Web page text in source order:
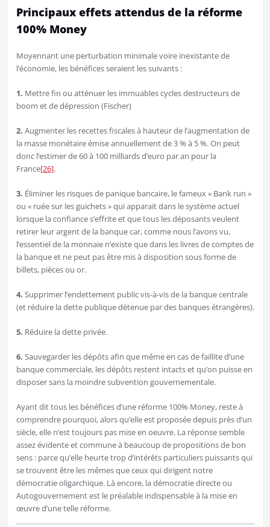
Principaux effets attendus de la réforme
100% Money
Moyennant une perturbation minimale voire inexistante de
l’économie, les bénéfices seraient les suivants :
1. Mettre fin ou atténuer les immuables cycles destructeurs de
boom et de dépression (Fischer)
2. Augmenter les recettes fiscales à hauteur de l’augmentation de
la masse monétaire émise annuellement de 3 % à 5 %. On peut
donc l’estimer de 60 à 100 milliards d’euro par an pour la
France[26].
3. Éliminer les risques de panique bancaire, le fameux « Bank run »
ou « ruée sur les guichets » qui apparait dans le système actuel
lorsque la confiance s’effrite et que tous les déposants veulent
retirer leur argent de la banque car, comme nous l’avons vu,
l’essentiel de la monnaie n’existe que dans les livres de comptes de
la banque et ne peut pas être mis à disposition sous forme de
billets, pièces ou or.
4. Supprimer l’endettement public vis-à-vis de la banque centrale
(et réduire la dette publique détenue par des banques étrangères).
5. Réduire la dette privée.
6. Sauvegarder les dépôts afin que même en cas de faillite d’une
banque commerciale, les dépôts restent intacts et qu’on puisse en
disposer sans la moindre subvention gouvernementale.
Ayant dit tous les bénéfices d’une réforme 100% Money, reste à
comprendre pourquoi, alors qu’elle est proposée depuis près d’un
siècle, elle n’est toujours pas mise en oeuvre. La réponse semble
assez évidente et commune à beaucoup de propositions de bon
sens : parce qu’elle heurte trop d’intérêts particuliers puissants qui
se trouvent être les mêmes que ceux qui dirigent notre
démocratie oligarchique. Là encore, la démocratie directe ou
Autogouvernement est le préalable indispensable à la mise en
œuvre d’une telle réforme.